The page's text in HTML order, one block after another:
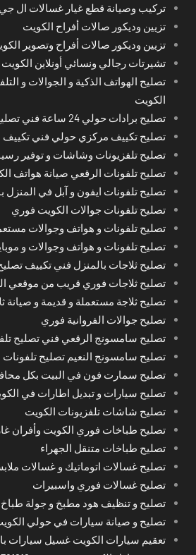
تركيب وصيانة قطع غيار غسالات ال جي
تزيين وديكور صالات أفراح الكويت
تزيين وديكور صالات أفراح وتصوير
تشيرتات رجالي ونسائي أونلاين الكويت
تصليح الهواتف الذكية و الجوالات و
الكويت
تصليح برادات حولي 24 ساعة فني تصليح برادات باكستاني
تصليح تكييف مركزي حولي فني تكييف
تصليح تلفزيونات وشاشات و توفير
تصليح تلفونات الرقعي صيانة هواتف
تصليح تلفونات ايفون و آبل في المنزل
تصليح تلفونات جوالات الكويت فوري
تصليح تلفونات و هواتف وجوالات
تصليح تلفونات و هواتف وجوالات و
تصليح ثلاجات بالمنزل فني تكييف
تصليح ثلاجات فوري قريب من موقعي
تصليح ثلاجة مستعملة و قديمة و صيانة
تصليح جوالات الفروانية فوري
تصليح سامسونج الرقعي فني تصليح
تصليح سامسونج النعيم تصليح تلفونات
تصليح سمارت فون في البيت بكل محافظات
تصليح سيارات و تبديل اطارات في الكويت 24
تصليح شاشات تلفزيونات الكويت
تصليح طباخات فوري الكويت وأفران
تصليح طباخات متنقل الجهراء
تصليح غسالات اتوماتيك و غسالات
تصليح غسالات فوري واسبيرات
تصليح و تنظيف هود مطبخ و جولة طباخ
تصليح و صيانة سيارات في حولي
تعقيم سيارات الكويت غسيل سيارات